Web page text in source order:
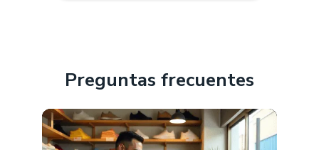
Preguntas frecuentes